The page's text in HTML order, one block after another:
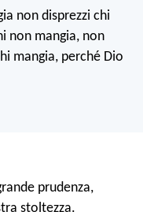
non disprezzi chi
non mangia, non
mangia, perché Dio
prudenza,
stoltezza.